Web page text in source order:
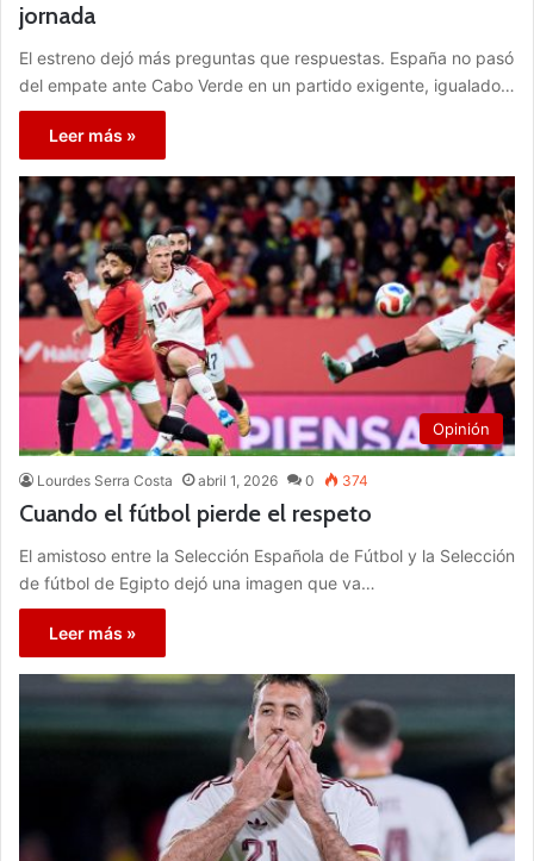
jornada
El estreno dejó más preguntas que respuestas. España no pasó
del empate ante Cabo Verde en un partido exigente, igualado…
Leer más »
Opinión
Lourdes Serra Costa abril 1, 2026 0 374
Cuando el fútbol pierde el respeto
El amistoso entre la Selección Española de Fútbol y la Selección
de fútbol de Egipto dejó una imagen que va…
Leer más »